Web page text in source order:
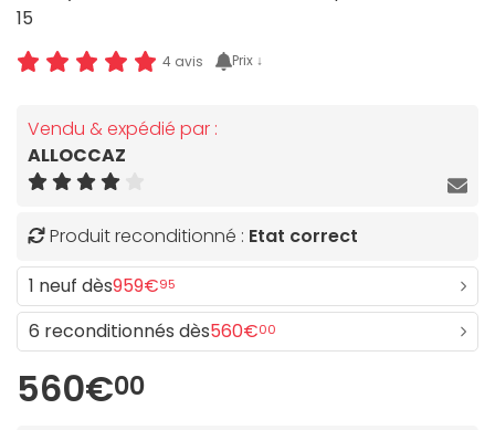
15
4 avis Prix ↓
Vendu & expédié par :
ALLOCCAZ
Produit reconditionné : Etat correct
1 neuf dès959€95
6 reconditionnés dès560€00
560€00